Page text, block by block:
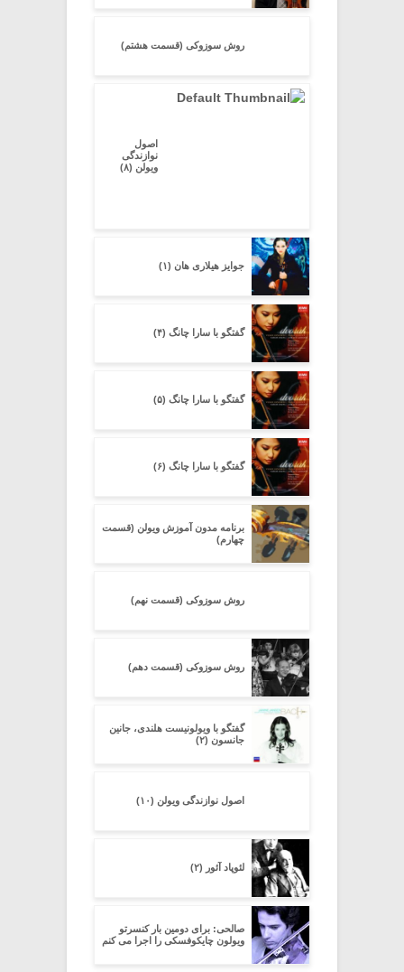
روش سوزوکی (قسمت هشتم)
اصول
نوازندگی
ویولن (۸)
جوایز هیلاری هان (۱)
گفتگو با سارا چانگ (۴)
گفتگو با سارا چانگ (۵)
گفتگو با سارا چانگ (۶)
برنامه مدون آموزش ویولن (قسمت
چهارم)
روش سوزوکی (قسمت نهم)
روش سوزوکی (قسمت دهم)
گفتگو با ویولونیست هلندی، جانین
جانسون (۲)
اصول نوازندگی ویولن (۱۰)
لئوپاد آئور (۲)
صالحی: برای دومین بار کنسرتو
ویولون چایکوفسکی را اجرا می کنم